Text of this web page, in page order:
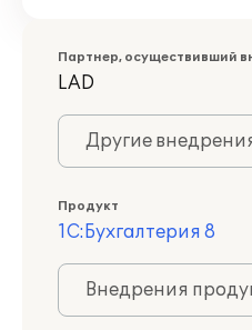
Партнер, осуществивший
LAD
Другие
Продукт
1С:Бухгалтерия 8
Внедрения